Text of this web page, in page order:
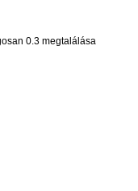
0.3 megtalálása